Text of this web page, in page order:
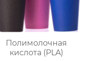
Полимолочная
кислота (PLA)